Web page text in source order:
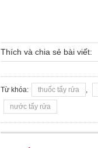
Thích và chia sẻ bài viết:
Từ khóa: thuốc tẩy rửa
nước tẩy rửa